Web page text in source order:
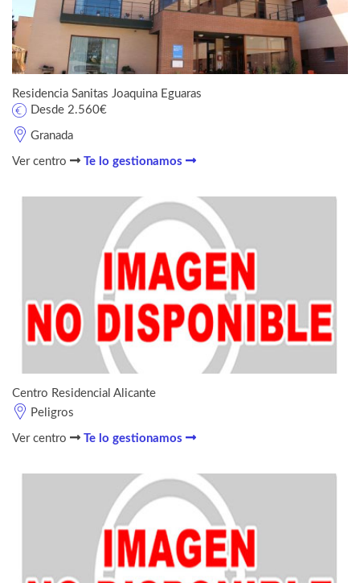
Residencia Sanitas Joaquina Eguaras
Granada
Desde 2.560€
Ver centro Te lo gestionamos
Centro Residencial Alicante
Peligros
Ver centro Te lo gestionamos